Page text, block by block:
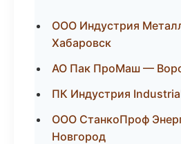
ООО Индустрия
Хабаровск
АО Пак ПроМаш —
ПК Индустрия
ООО СтанкоПроф
Новгород